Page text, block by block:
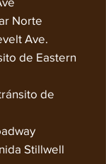
Norte
Ave.
de Eastern
de
Stillwell